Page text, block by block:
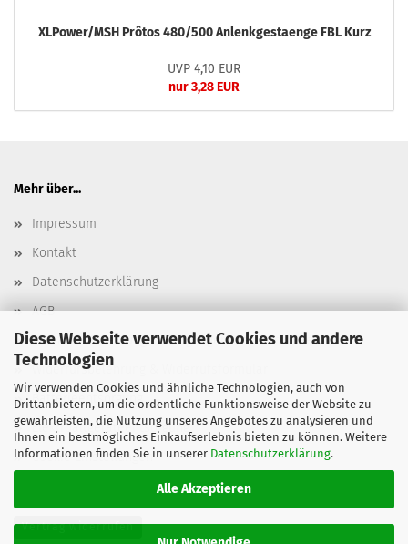
Diese Webseite verwendet Cookies und andere
Technologien
Wir verwenden Cookies und ähnliche Technologien, auch von
Drittanbietern, um die ordentliche Funktionsweise der Website zu
gewährleisten, die Nutzung unseres Angebotes zu analysieren und
Ihnen ein bestmögliches Einkaufserlebnis bieten zu können. Weitere
Informationen finden Sie in unserer Datenschutzerklärung.
Alle Akzeptieren
XLPower/MSH Prôtos 480/500 Anlenkgestaenge FBL Kurz
UVP 4,10 EUR
nur 3,28 EUR
Mehr über...
Impressum
Kontakt
Datenschutzerklärung
AGB
Versand- & Zahlungsbedingungen, Versandkosten
Widerrufsbelehrung & Widerrufsformular
Batterieentsorgung
Elektroaltgeräteentsorgung
Cookie Einstellungen
Vertrag widerrufen